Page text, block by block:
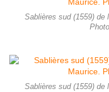
Sablières sud (1559) de
Sablières sud (1559) de